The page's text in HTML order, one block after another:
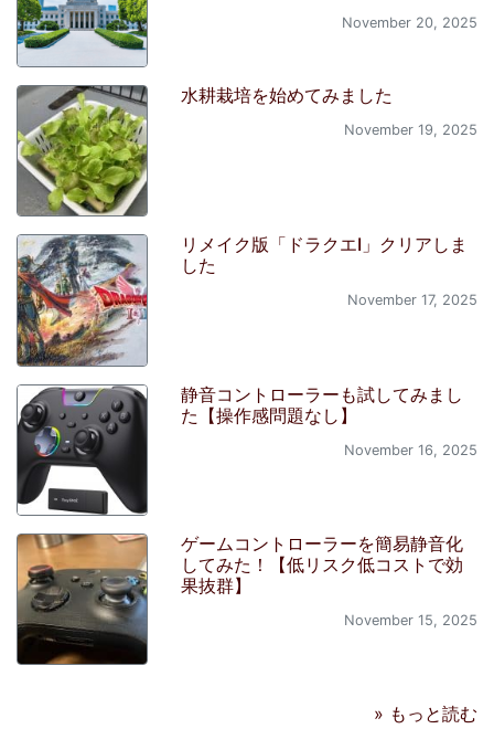
November 20, 2025
水耕栽培を始めてみました
November 19, 2025
リメイク版「ドラクエI」クリアしま
した
November 17, 2025
静音コントローラーも試してみまし
た【操作感問題なし】
November 16, 2025
ゲームコントローラーを簡易静音化
してみた！【低リスク低コストで効
果抜群】
November 15, 2025
» もっと読む